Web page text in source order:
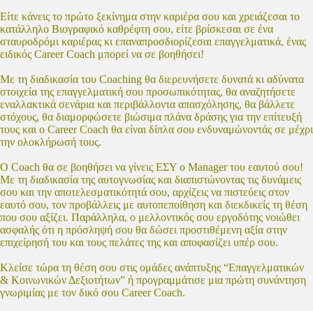
Είτε κάνεις το πρώτο ξεκίνημα στην καριέρα σου και χρειάζεσαι το
κατάλληλο Βιογραφικό καθρέφτη σου, είτε βρίσκεσαι σε ένα
σταυροδρόμι καριέρας κι επαναπροσδιορίζεσαι επαγγελματικά, ένας
ειδικός Career Coach μπορεί να σε βοηθήσει!
Με τη διαδικασία του Coaching θα διερευνήσετε δυνατά κι αδύνατα
στοιχεία της επαγγελματική σου προσωπικότητας, θα αναζητήσετε
εναλλακτικά σενάρια και περιβάλλοντα απασχόλησης, θα βάλλετε
στόχους, θα διαμορφώσετε βιώσιμα πλάνα δράσης για την επίτευξή
τους και ο Career Coach θα είναι δίπλα σου ενδυναμώνοντάς σε μέχρι
την ολοκλήρωσή τους.
Ο Coach θα σε βοηθήσει να γίνεις ΕΣΥ ο Manager του εαυτού σου!
Με τη διαδικασία της αυτογνωσίας και διαπιστώνοντας τις δυνάμεις
σου και την αποτελεσματικότητά σου, αρχίζεις να πιστεύεις στον
εαυτό σου, τον προβάλλεις με αυτοπεποίθηση και διεκδικείς τη θέση
που σου αξίζει. Παράλληλα, ο μελλοντικός σου εργοδότης νοιώθει
ασφαλής ότι η πρόσληψή σου θα δώσει προστιθέμενη αξία στην
επιχείρησή του και τους πελάτες της και αποφασίζει υπέρ σου.
Κλείσε τώρα τη θέση σου στις ομάδες ανάπτυξης “Επαγγελματικών
& Κοινωνικών Δεξιοτήτων” ή προγραμμάτισε μια πρώτη συνάντηση
γνωριμίας με τον δικό σου Career Coach.